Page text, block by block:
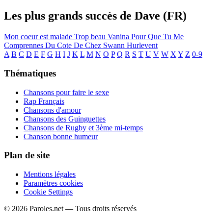
Les plus grands succès de Dave (FR)
Mon coeur est malade Trop beau Vanina Pour Que Tu Me
Comprennes Du Cote De Chez Swann Hurlevent
A B C D E F G H I J K L M N O P Q R S T U V W X Y Z 0-9
Thématiques
Chansons pour faire le sexe
Rap Français
Chansons d'amour
Chansons des Guinguettes
Chansons de Rugby et 3ème mi-temps
Chanson bonne humeur
Plan de site
Mentions légales
Paramètres cookies
Cookie Settings
© 2026 Paroles.net — Tous droits réservés